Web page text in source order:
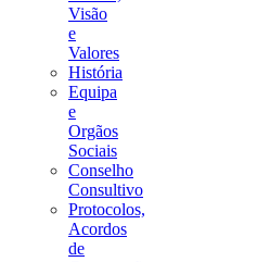
Visão
e
Valores
História
Equipa
e
Orgãos
Sociais
Conselho
Consultivo
Protocolos,
Acordos
de